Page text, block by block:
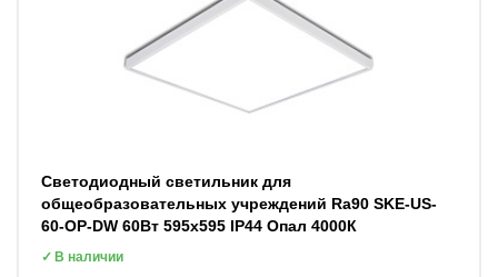
Светодиодный светильник для
общеобразовательных учреждений Ra90 SKE-US-
60-OP-DW 60Вт 595х595 IP44 Опал 4000К
В наличии